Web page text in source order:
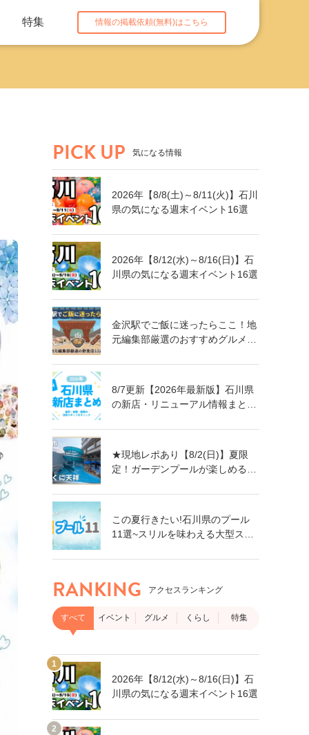
特集 情報の掲載依頼(無料)はこちら
PICK UP 気になる情報
2026年【8/8(土)～8/11(火)】石川
県の気になる週末イベント16選
2026年【8/12(水)～8/16(日)】石
川県の気になる週末イベント16選
金沢駅でご飯に迷ったらここ！地
元編集部厳選のおすすめグルメ・
応】
8/7更新【2026年最新版】石川県
の新店・リニューアル情報まとめ
トをチェック！
★現地レポあり【8/2(日)】夏限
定！ガーデンプールが楽しめる親
@加賀市
この夏行きたい!石川県のプール
11選~スリルを味わえる大型スラ
プールも!~
RANKING アクセスランキング
すべて イベント グルメ くらし 特集
2026年【8/12(水)～8/16(日)】石
川県の気になる週末イベント16選